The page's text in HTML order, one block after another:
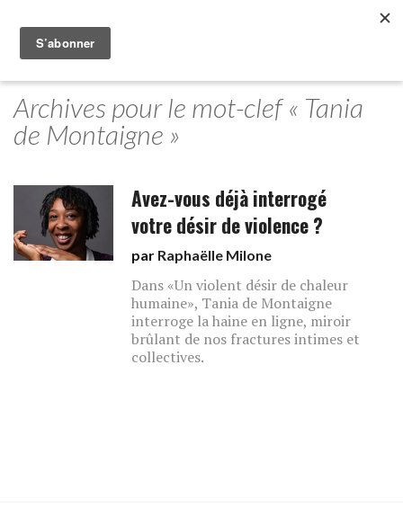
Archives pour le mot-clef « Tania
de Montaigne »
Avez-vous déjà interrogé
votre désir de violence ?
par Raphaëlle Milone
Dans «Un violent désir de chaleur
humaine», Tania de Montaigne
interroge la haine en ligne, miroir
brûlant de nos fractures intimes et
collectives.